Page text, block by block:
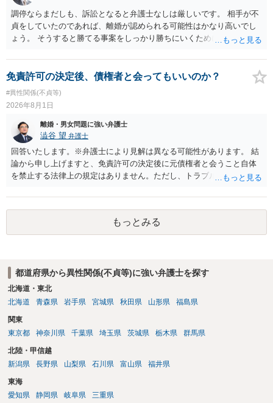
調停ならまだしも、訴訟となると弁護士なしは厳しいです。 相手が不
貞をしていたのであれば、離婚が認められる可能性はかなり高いでし
ょう。 そうすると勝てる事案をしっかり勝ちにいくためにも弁護士委
免責許可の決定後、債権者と会ってもいいのか？
#異性関係(不貞等)
2026年8月1日
離婚・男女問題に強い弁護士
澁谷 望 弁護士
回答いたします。※弁護士により見解は異なる可能性があります。 結
論から申し上げますと、免責許可の決定後に元債権者と会うこと自体
を禁止する法律上の規定はありません。ただし、トラブル防止の観点
ントは以下の通りです。 ・金銭のやり取りや返済の約束は絶対にしな
い（免責された借金を任意でも支払ってしまうとトラブルの元になり
ます） ・過去のDVや過剰請求の経緯を踏まえ、相手の感情に流されな
い ・予定通り毅然とした態度で距離を置く 法律上の制限はないもの
もっとみる
都道府県から異性関係(不貞等)に強い弁護士を探す
北海道・東北
北海道
青森県 岩手県 宮城県 秋田県 山形県 福島県
関東
東京都
神奈川県 千葉県 埼玉県 茨城県 栃木県 群馬県
北陸・甲信越
新潟県
長野県 山梨県 石川県 富山県 福井県
東海
愛知県
静岡県 岐阜県 三重県